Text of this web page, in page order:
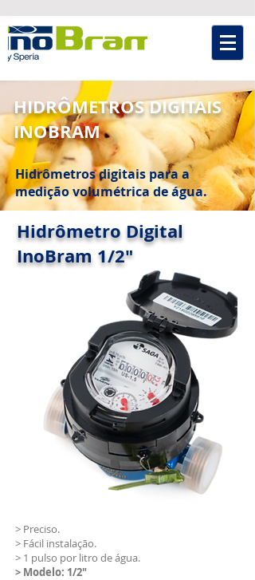
HIDRÔMETROS DIGITAIS
INOBRAM
Hidrômetros digitais para a
medição volumétrica de água.
Hidrômetro Digital
InoBram 1/2"
> Preciso.
> Fácil instalação.
> 1 pulso por litro de água.
> Modelo: 1/2"